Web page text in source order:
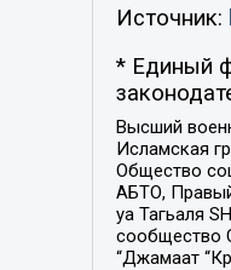
Источник:
* Единый
Высший
Исламская
Общество
АБТО,
уа Тагьаля
сообщество
“Джамаат